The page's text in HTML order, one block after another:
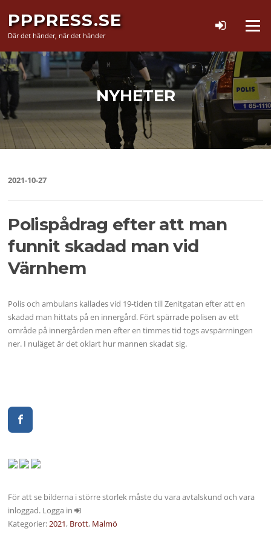
innehåll
PPPRESS.SE
Där det händer, när det händer
Meny
NYHETER
2021-10-27
Polispådrag efter att man
funnit skadad man vid
Värnhem
Polis och ambulans kallades vid 19-tiden till Zenitgatan efter att en
skadad man hittats på en innergård. Fört spärrade polisen av ett
område på innergården men efter en timmes tid togs avspärrningen
ner. I nuläget är det oklart hur mannen skadat sig.
För att se bilderna i större storlek måste du vara avtalskund och vara
inloggad. Logga in
Kategorier:2021, Brott, Malmö